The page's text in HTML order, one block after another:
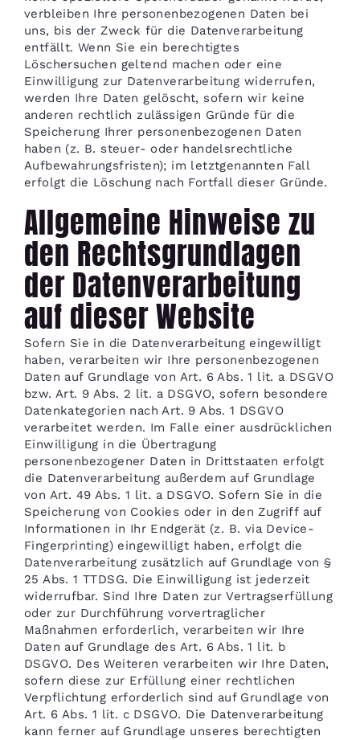
verbleiben Ihre personenbezogenen Daten bei
uns, bis der Zweck für die Datenverarbeitung
entfällt. Wenn Sie ein berechtigtes
Löschersuchen geltend machen oder eine
Einwilligung zur Datenverarbeitung widerrufen,
werden Ihre Daten gelöscht, sofern wir keine
anderen rechtlich zulässigen Gründe für die
Speicherung Ihrer personenbezogenen Daten
haben (z. B. steuer- oder handelsrechtliche
Aufbewahrungsfristen); im letztgenannten Fall
erfolgt die Löschung nach Fortfall dieser Gründe.
Allgemeine Hinweise zu
den Rechtsgrundlagen
der Datenverarbeitung
auf dieser Website
Sofern Sie in die Datenverarbeitung eingewilligt
haben, verarbeiten wir Ihre personenbezogenen
Daten auf Grundlage von Art. 6 Abs. 1 lit. a DSGVO
bzw. Art. 9 Abs. 2 lit. a DSGVO, sofern besondere
Datenkategorien nach Art. 9 Abs. 1 DSGVO
verarbeitet werden. Im Falle einer ausdrücklichen
Einwilligung in die Übertragung
personenbezogener Daten in Drittstaaten erfolgt
die Datenverarbeitung außerdem auf Grundlage
von Art. 49 Abs. 1 lit. a DSGVO. Sofern Sie in die
Speicherung von Cookies oder in den Zugriff auf
Informationen in Ihr Endgerät (z. B. via Device-
Fingerprinting) eingewilligt haben, erfolgt die
Datenverarbeitung zusätzlich auf Grundlage von §
25 Abs. 1 TTDSG. Die Einwilligung ist jederzeit
widerrufbar. Sind Ihre Daten zur Vertragserfüllung
oder zur Durchführung vorvertraglicher
Maßnahmen erforderlich, verarbeiten wir Ihre
Daten auf Grundlage des Art. 6 Abs. 1 lit. b
DSGVO. Des Weiteren verarbeiten wir Ihre Daten,
sofern diese zur Erfüllung einer rechtlichen
Verpflichtung erforderlich sind auf Grundlage von
Art. 6 Abs. 1 lit. c DSGVO. Die Datenverarbeitung
kann ferner auf Grundlage unseres berechtigten